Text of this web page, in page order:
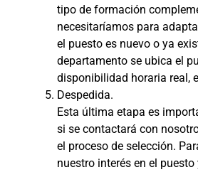
tipo de formación
necesitaríamos para
el puesto es nuevo o ya
departamento se ubica el
disponibilidad horaria real,
Despedida.
Esta última etapa es
si se contactará con
el proceso de selección.
nuestro interés en el